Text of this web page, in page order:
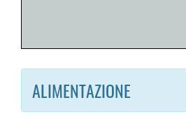
ALIMENTAZIONE